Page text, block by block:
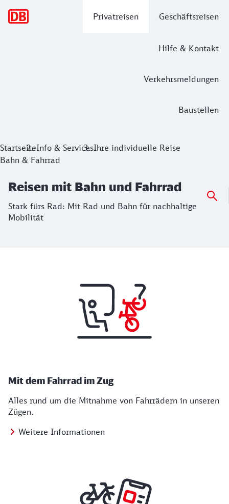
Privatreisen Geschäftsreisen
Hilfe & Kontakt
Verkehrsmeldungen
Baustellen
Reisen mit Bahn und Fahrrad
Stark fürs Rad: Mit Rad und Bahn für nachhaltige Mobilität
StartseiteInfo & ServicesIhre individuelle Reise
Bahn & Fahrrad
Reisen mit Bahn und Fahrrad
Stark fürs Rad: Mit Rad und Bahn für nachhaltige
Mobilität
Mit dem Fahrrad im Zug
Alles rund um die Mitnahme von Fahrrädern in unseren
Zügen.
Weitere Informationen